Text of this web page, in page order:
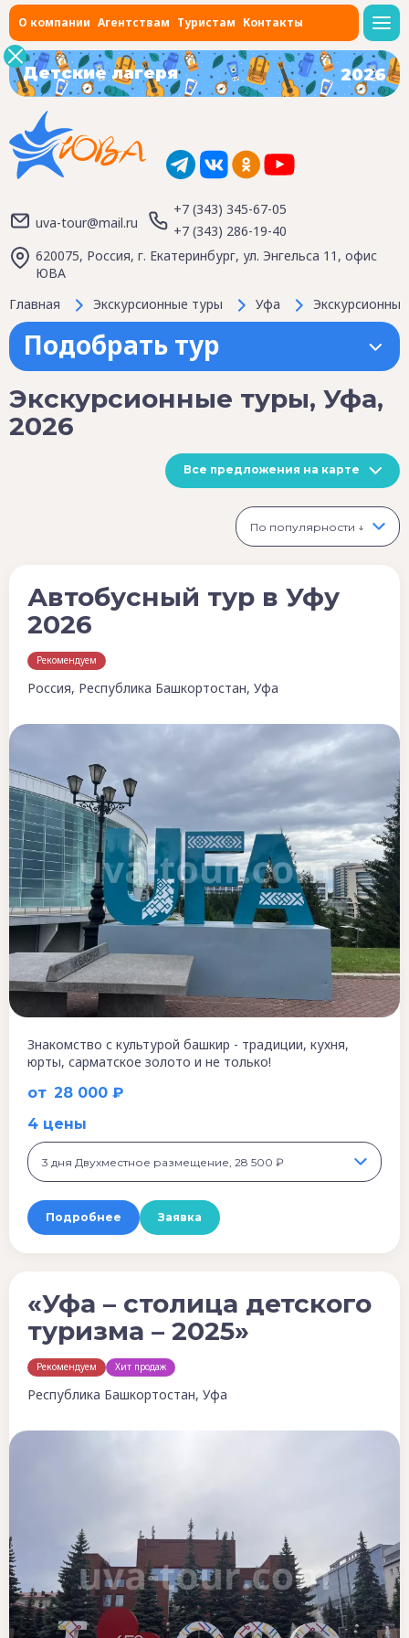
О компании Агентствам Туристам Контакты
Детские лагеря 2026
uva-tour@mail.ru
+7 (343) 345-67-05
+7 (343) 286-19-40
620075, Россия, г. Екатеринбург, ул. Энгельса 11, офис
ЮВА
Главная
Экскурсионные туры Уфа
Подобрать тур
Экскурсионные туры, Уфа,
2026
Все предложения на карте
По популярности ↓
от 28 000 ₽
Автобусный тур в Уфу
2026
Рекомендуем
Россия, Республика Башкортостан, Уфа
Знакомство с культурой башкир - традиции, кухня,
юрты, сарматское золото и не только!
4 цены
3 дня Двухместное размещение, 28 500 ₽
Подробнее Заявка
«Уфа – столица детского
туризма – 2025»
Рекомендуем Хит продаж
Республика Башкортостан, Уфа